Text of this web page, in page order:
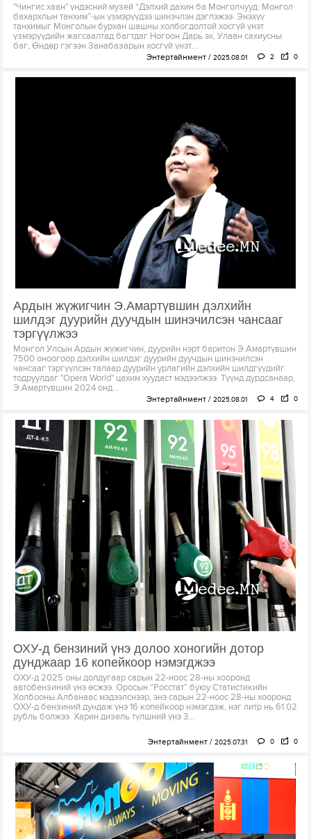
"Чингис хаан" үндэсний музей “Дэлхий дахин ба Монголчууд: Монгол
бахархлын танхим”-ын үзмэрүүдээ шинэчлэн дэглэжээ. Энэхүү
танхимыг Монголын бурхан шашны холбогдолтой хосгүй үнэт
үзмэрүүдийн жагсаалтад багтдаг Ногоон Дарь эх, Улаан сахиусны
баг, Өндөр гэгээн Занабазарын хосгүй үнэт...
Энтертайнмент 2025.08.01 2 0
Ардын жүжигчин Э.Амартүвшин дэлхийн
шилдэг дуурийн дуучдын шинэчилсэн чансааг
тэргүүлжээ
Монгол Улсын Ардын жүжигчин, дуурийн нэрт баритон Э.Амартүвшин
7500 оноогоор дэлхийн шилдэг дуурийн дуучдын шинэчилсэн
чансааг тэргүүлсэн талаар дуурийн урлагийн дэлхийн шилдгүүдийг
тодруулдаг "Opera World" цахим хуудаст мэдээлжээ. Түүнд дурдсанаар,
Э.Амартүвшин 2024 онд...
Энтертайнмент 2025.08.01 4 0
ОХУ-д бензиний үнэ долоо хоногийн дотор
дунджаар 16 копейкоор нэмэгджээ
ОХУ-д 2025 оны долдугаар сарын 22-ноос 28-ны хооронд
автобензиний үнэ өсжээ. Оросын “Росстат” буюу Статистикийн
Холбооны Албанаас мэдээлснээр, энэ сарын 22-ноос 28-ны хооронд
ОХУ-д бензиний дундаж үнэ 16 копейкоор нэмэгдэж, нэг литр нь 61.02
рубль болжээ. Харин дизель түлшний үнэ 3...
Энтертайнмент 2025.07.31 0 0